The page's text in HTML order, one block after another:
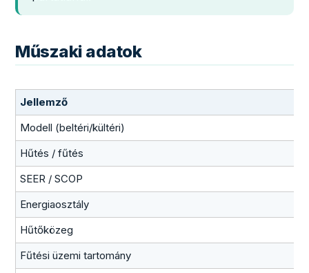
Műszaki adatok
Jellemző
Modell (beltéri/kültéri)
Hűtés / fűtés
SEER / SCOP
Energiaosztály
Hűtőközeg
Fűtési üzemi tartomány